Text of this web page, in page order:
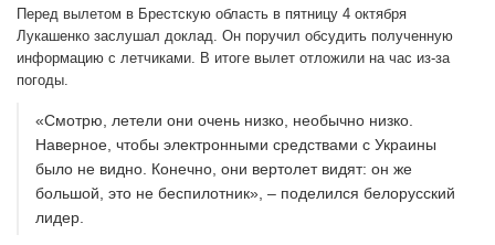
Перед вылетом в Брестскую область в пятницу 4 октября
Лукашенко заслушал доклад. Он поручил обсудить полученную
информацию с летчиками. В итоге вылет отложили на час из-за
погоды.
«Смотрю, летели они очень низко, необычно низко.
Наверное, чтобы электронными средствами с Украины
было не видно. Конечно, они вертолет видят: он же
большой, это не беспилотник», – поделился белорусский
лидер.